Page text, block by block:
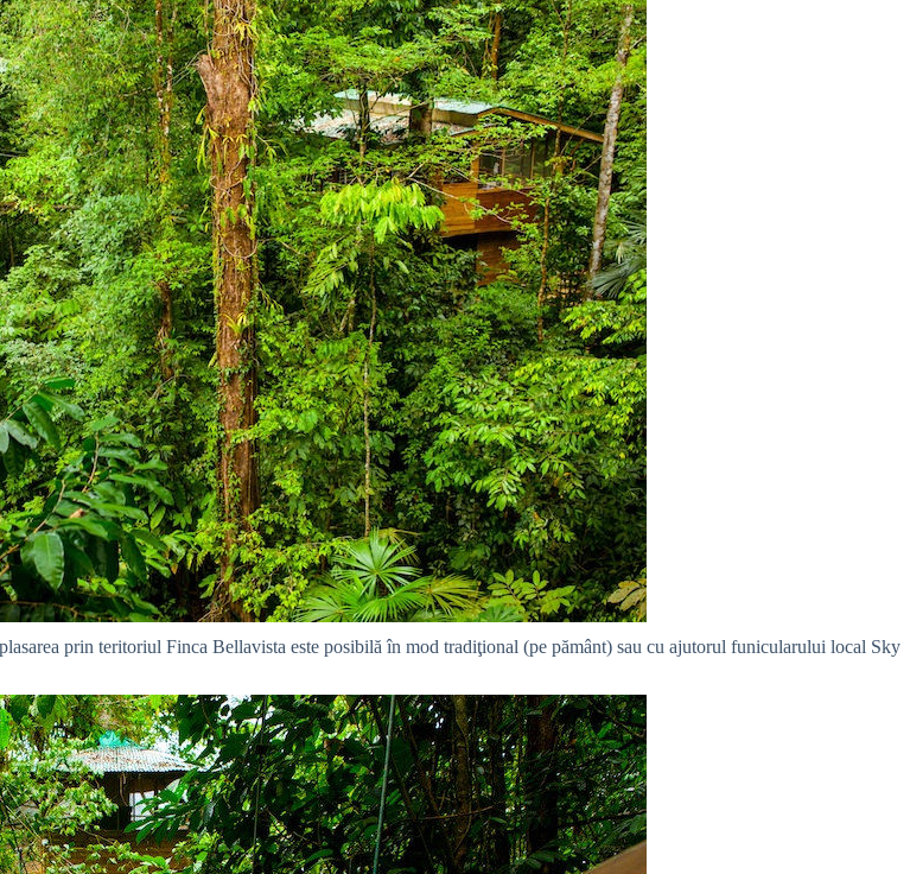
prin teritoriul Finca Bellavista este posibilă în mod tradiţional (pe pământ) sau cu ajutorul funicularului local Sky